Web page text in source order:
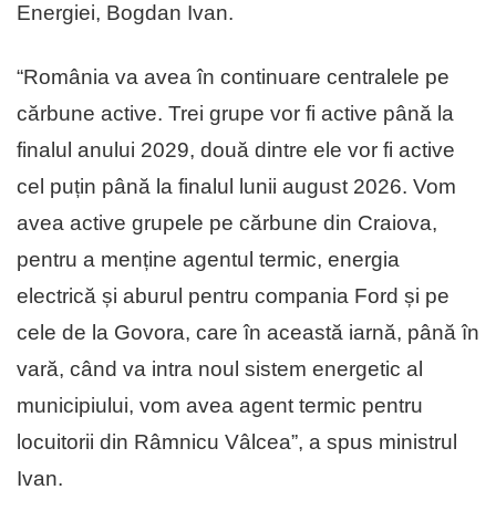
Energiei, Bogdan Ivan.
“România va avea în continuare centralele pe
cărbune active. Trei grupe vor fi active până la
finalul anului 2029, două dintre ele vor fi active
cel puțin până la finalul lunii august 2026. Vom
avea active grupele pe cărbune din Craiova,
pentru a menține agentul termic, energia
electrică și aburul pentru compania Ford și pe
cele de la Govora, care în această iarnă, până în
vară, când va intra noul sistem energetic al
municipiului, vom avea agent termic pentru
locuitorii din Râmnicu Vâlcea”, a spus ministrul
Ivan.